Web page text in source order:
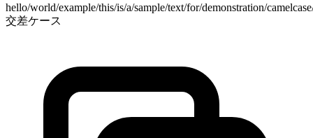
hello/world/example/this/is/a/sample/text/for/demonstration/
交差ケース